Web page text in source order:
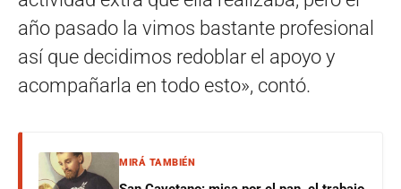
año pasado la vimos bastante profesional
así que decidimos redoblar el apoyo y
acompañarla en todo esto», contó.
MIRÁ TAMBIÉN